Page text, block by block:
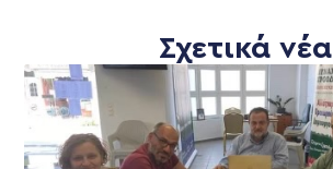
Σχετικά νέα